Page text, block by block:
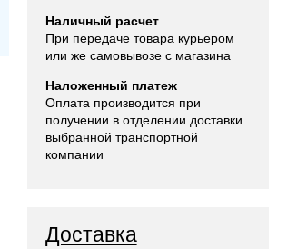
Наличный расчет
При передаче товара курьером
или же самовывозе с магазина
Наложенный платеж
Оплата производится при
получении в отделении доставки
выбранной транспортной
компании
Доставка